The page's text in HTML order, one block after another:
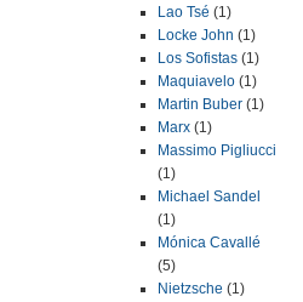
Lao Tsé (1)
Locke John (1)
Los Sofistas (1)
Maquiavelo (1)
Martin Buber (1)
Marx (1)
Massimo Pigliucci
(1)
Michael Sandel
(1)
Mónica Cavallé
(5)
Nietzsche (1)